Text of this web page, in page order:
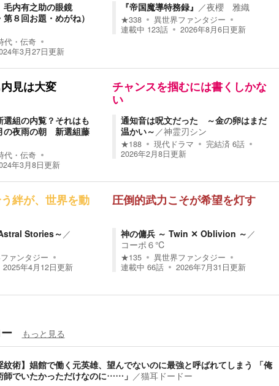
毛内有之助の眼鏡
第８回お題・めがね）
代・伝奇
年3月27日更新
『帝国魔導特務録』 ／夜櫻 雅織
★338
異世界ファンタジー
連載中 123話 2026年8月6日更新
見は大変
組の内覧？それはも
夜雨の朝 新選組藤
代・伝奇
年3月8日更新
チャンスを掴むには書くしかな
い
通知音は呪文だった ～金の卵はまだ
温かい～ ／神霊刃シン
★188 現代ドラマ 完結済 6話
2026年2月8日更新
絆が、世界を動
Stories～ ／
ァンタジー
2025年4月12日更新
圧倒的武力こそが希望を灯す
神の傭兵 ～ Twin ‪✕‬ Oblivion ～ ／
コーポ６℃
★135
異世界ファンタジー
連載中 66話 2026年7月31日更新
もっと見る
紋術】娼館で働く元英雄、望んでないのに最強と呼ばれてしまう 「俺
師でいたかっただけなのに……」 ／猫耳ドードー